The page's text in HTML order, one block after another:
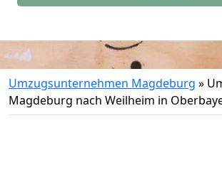
Umzugsunternehmen Magdeburg »
Magdeburg nach Weilheim in